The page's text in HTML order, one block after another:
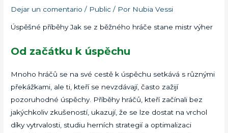
Dejar un comentario / Public / Por Nubia Vessi
Úspěšné příběhy Jak se z běžného hráče stane mistr výher
Od začátku k úspěchu
Mnoho hráčů se na své cestě k úspěchu setkává s různými
překážkami, ale ti, kteří se nevzdávají, často zažijí
pozoruhodné úspěchy. Příběhy hráčů, kteří začínali bez
jakýchkoliv zkušeností, ukazují, že se lze dostat na vrchol
díky vytrvalosti, studiu herních strategií a optimalizaci